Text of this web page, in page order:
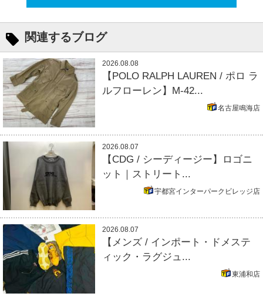
関連するブログ
2026.08.08
【POLO RALPH LAUREN / ポロ ラ
ルフローレン】M-42...
名古屋鳴海店
2026.08.07
【CDG / シーディージー】ロゴニ
ット｜ストリート...
宇都宮インターパークビレッジ店
2026.08.07
【メンズ / インポート・ドメステ
ィック・ラグジュ...
東浦和店